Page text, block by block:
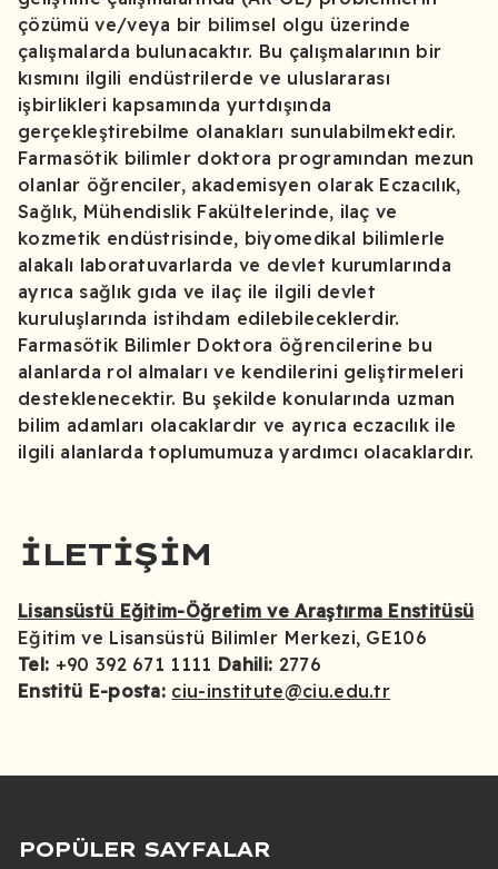
çözümü ve/veya bir bilimsel olgu üzerinde
çalışmalarda bulunacaktır. Bu çalışmalarının bir
kısmını ilgili endüstrilerde ve uluslararası
işbirlikleri kapsamında yurtdışında
gerçekleştirebilme olanakları sunulabilmektedir.
Farmasötik bilimler doktora programından mezun
olanlar öğrenciler, akademisyen olarak Eczacılık,
Sağlık, Mühendislik Fakültelerinde, ilaç ve
kozmetik endüstrisinde, biyomedikal bilimlerle
alakalı laboratuvarlarda ve devlet kurumlarında
ayrıca sağlık gıda ve ilaç ile ilgili devlet
kuruluşlarında istihdam edilebileceklerdir.
Farmasötik Bilimler Doktora öğrencilerine bu
alanlarda rol almaları ve kendilerini geliştirmeleri
desteklenecektir. Bu şekilde konularında uzman
bilim adamları olacaklardır ve ayrıca eczacılık ile
ilgili alanlarda toplumumuza yardımcı olacaklardır.
İLETIŞIM
Lisansüstü Eğitim-Öğretim ve Araştırma Enstitüsü
Eğitim ve Lisansüstü Bilimler Merkezi, GE106
Tel: +90 392 671 1111 Dahili: 2776
Enstitü E-posta: ciu-institute@ciu.edu.tr
POPÜLER SAYFALAR